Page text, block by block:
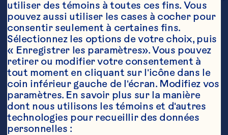
Trier selon En vedette
Filtres
utiliser des témoins à toutes ces fins. Vous
pouvez aussi utiliser les cases à cocher pour
consentir seulement à certaines fins.
Sélectionnez les options de votre choix, puis
« Enregistrer les paramètres». Vous pouvez
retirer ou modifier votre consentement à
tout moment en cliquant sur l'icône dans le
coin inférieur gauche de l'écran. Modifiez vos
paramètres. En savoir plus sur la manière
dont nous utilisons les témoins et d'autres
technologies pour recueillir des données
personnelles :